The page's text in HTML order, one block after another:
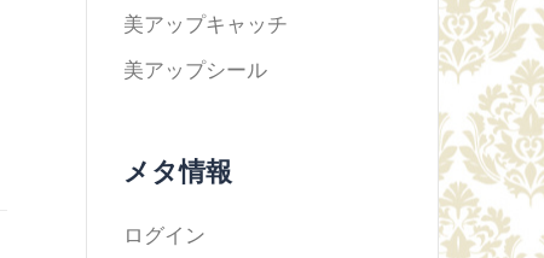
美アップキャッチ
美アップシール
メタ情報
ログイン